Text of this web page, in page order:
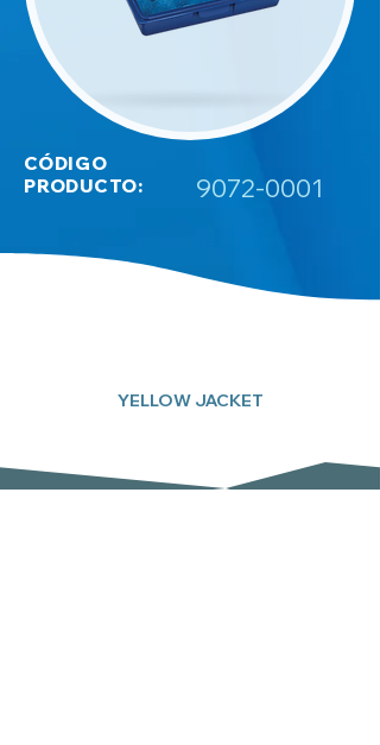
CÓDIGO
PRODUCTO:
9072-0001
YELLOW JACKET